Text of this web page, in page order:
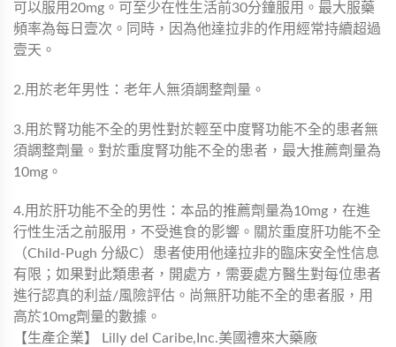
可以服用20mg。可至少在性生活前30分鐘服用。最大服藥
頻率為每日壹次。同時，因為他達拉非的作用經常持續超過
壹天。
2.用於老年男性：老年人無須調整劑量。
3.用於腎功能不全的男性對於輕至中度腎功能不全的患者無
須調整劑量。對於重度腎功能不全的患者，最大推薦劑量為
10mg。
4.用於肝功能不全的男性：本品的推薦劑量為10mg，在進
行性生活之前服用，不受進食的影響。關於重度肝功能不全
（Child-Pugh 分級C）患者使用他達拉非的臨床安全性信息
有限；如果對此類患者，開處方，需要處方醫生對每位患者
進行認真的利益/風險評估。尚無肝功能不全的患者服，用
高於10mg劑量的數據。
【生產企業】 Lilly del Caribe,Inc.美國禮來大藥廠